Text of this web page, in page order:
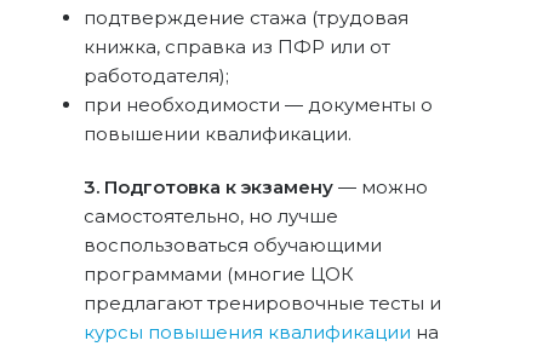
подтверждение стажа (трудовая
книжка, справка из ПФР или от
работодателя);
при необходимости — документы о
повышении квалификации.
3. Подготовка к экзамену— можно
самостоятельно, но лучше
воспользоваться обучающими
программами (многие ЦОК
предлагают тренировочные тесты и
курсы повышения квалификации на